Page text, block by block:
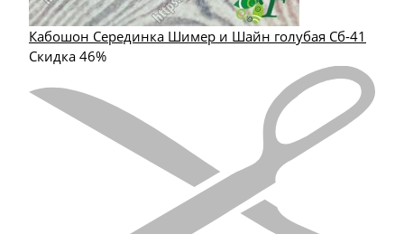
Кабошон Серединка Шимер и Шайн голубая Сб-41
Скидка 46%